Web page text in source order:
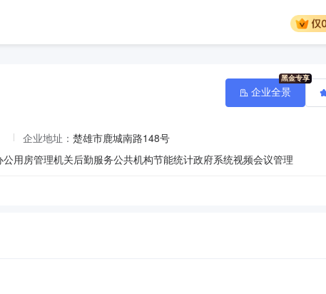
企业地址： 楚雄市鹿城南路148号
用房管理机关后勤服务公共机构节能统计政府系统视频会议管理
企业全景